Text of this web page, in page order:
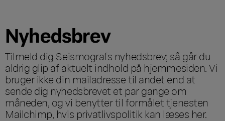
Nyhedsbrev
Tilmeld dig Seismografs nyhedsbrev; så går du
aldrig glip af aktuelt indhold på hjemmesiden. Vi
bruger ikke din mailadresse til andet end at
sende dig nyhedsbrevet et par gange om
måneden, og vi benytter til formålet tjenesten
Mailchimp, hvis privatlivspolitik kan læses her.